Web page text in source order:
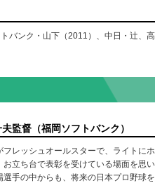
バンク・山下（2011）、中日・辻、高
監督（福岡ソフトバンク）
レッシュオールスターで、ライトにホ
お立ち台で表彰を受けている場面を思い
選手の中からも、将来の日本プロ野球を